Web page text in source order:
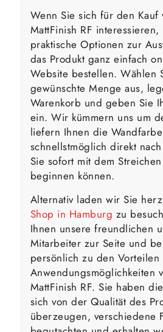
Wenn Sie sich für den Kauf
MattFinish RF
praktische Optionen zur
das Produkt ganz einfach
Website bestellen. Wählen
gewünschte Menge aus,
Warenkorb und geben Sie
ein. Wir kümmern uns um
liefern Ihnen die Wandfarbe
schnellstmöglich direkt
Sie sofort mit dem
beginnen können.
Alternativ laden wir Sie
Shop in Hamburg zu
Ihnen unsere freundlichen
Mitarbeiter zur Seite und
persönlich zu den Vorteilen
Anwendungsmöglichkeiten
MattFinish RF. Sie haben
sich von der Qualität des
überzeugen, verschiedene